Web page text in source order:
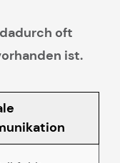
oft
ist.